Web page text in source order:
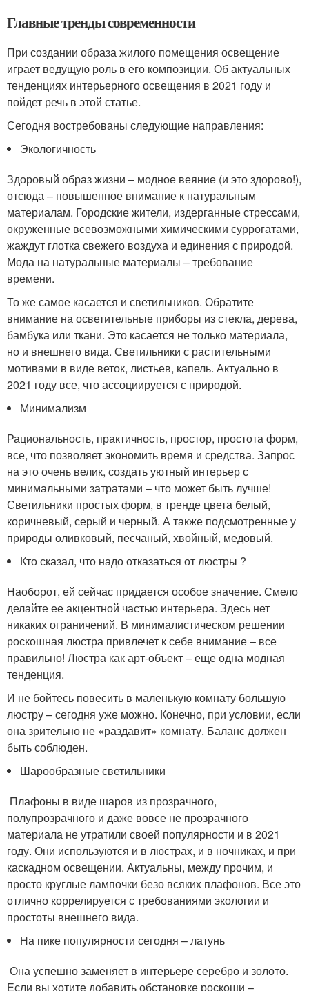
Главные тренды современности
При создании образа жилого помещения освещение
играет ведущую роль в его композиции. Об актуальных
тенденциях интерьерного освещения в 2021 году и
пойдет речь в этой статье.
Сегодня востребованы следующие направления:
Экологичность
Здоровый образ жизни – модное веяние (и это здорово!),
отсюда – повышенное внимание к натуральным
материалам. Городские жители, издерганные стрессами,
окруженные всевозможными химическими суррогатами,
жаждут глотка свежего воздуха и единения с природой.
Мода на натуральные материалы – требование
времени.
То же самое касается и светильников. Обратите
внимание на осветительные приборы из стекла, дерева,
бамбука или ткани. Это касается не только материала,
но и внешнего вида. Светильники с растительными
мотивами в виде веток, листьев, капель. Актуально в
2021 году все, что ассоциируется с природой.
Минимализм
Рациональность, практичность, простор, простота форм,
все, что позволяет экономить время и средства. Запрос
на это очень велик, создать уютный интерьер с
минимальными затратами – что может быть лучше!
Светильники простых форм, в тренде цвета белый,
коричневый, серый и черный. А также подсмотренные у
природы оливковый, песчаный, хвойный, медовый.
Кто сказал, что надо отказаться от люстры ?
Наоборот, ей сейчас придается особое значение. Смело
делайте ее акцентной частью интерьера. Здесь нет
никаких ограничений. В минималистическом решении
роскошная люстра привлечет к себе внимание – все
правильно! Люстра как арт-объект – еще одна модная
тенденция.
И не бойтесь повесить в маленькую комнату большую
люстру – сегодня уже можно. Конечно, при условии, если
она зрительно не «раздавит» комнату. Баланс должен
быть соблюден.
Шарообразные светильники
​​​​​​​ Плафоны в виде шаров из прозрачного,
полупрозрачного и даже вовсе не прозрачного
материала не утратили своей популярности и в 2021
году. Они используются и в люстрах, и в ночниках, и при
каскадном освещении. Актуальны, между прочим, и
просто круглые лампочки безо всяких плафонов. Все это
отлично коррелируется с требованиями экологии и
простоты внешнего вида.
На пике популярности сегодня – латунь
​​​​​​​ Она успешно заменяет в интерьере серебро и золото.
Если вы хотите добавить обстановке роскоши –